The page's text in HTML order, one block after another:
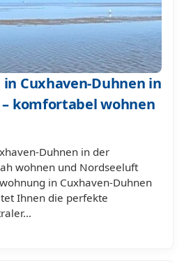
Cuxhaven-Duhnen in
komfortabel wohnen
Duhnen in der
wohnen und Nordseeluft
in Cuxhaven-Duhnen
Ihnen die perfekte